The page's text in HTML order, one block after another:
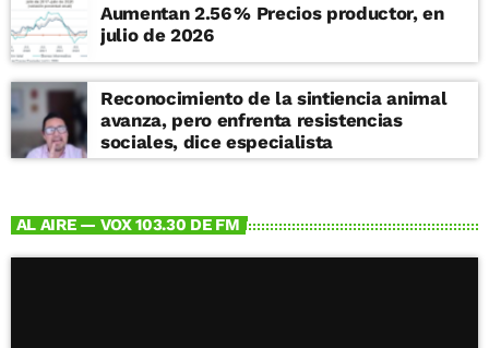
Aumentan 2.56 % Precios productor, en
julio de 2026
Reconocimiento de la sintiencia animal
avanza, pero enfrenta resistencias
sociales, dice especialista
AL AIRE — VOX 103.30 DE FM